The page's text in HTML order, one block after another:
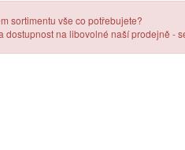
sortimentu vše co potřebujete?
dostupnost na libovolné naší prodejně -